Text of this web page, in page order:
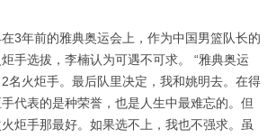
年前的雅典奥运会上，作为中国男篮队长的
手选拔，李楠认为可遇不可求。 “雅典奥运
名火炬手。最后队里决定，我和姚明去。在得
代表的是种荣誉，也是人生中最难忘的。但
炬手那最好。如果选不上，我也不强求。虽